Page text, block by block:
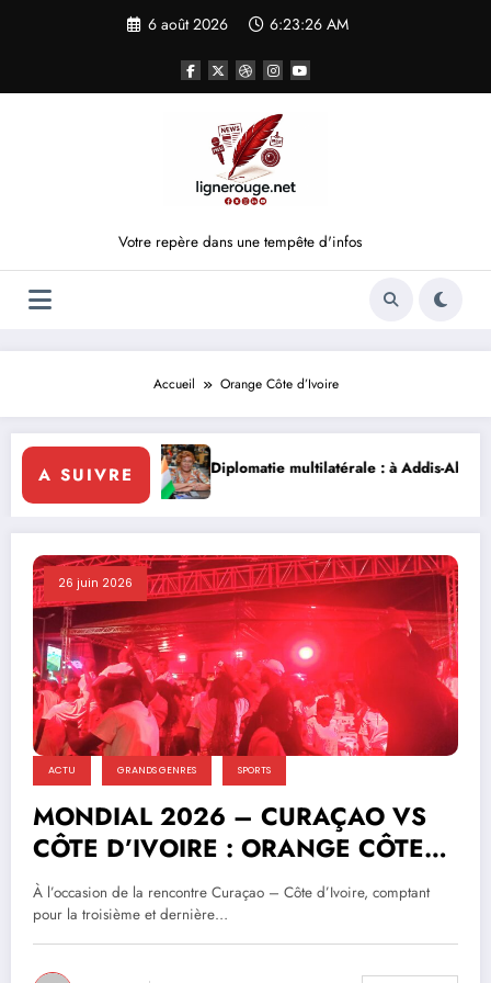
6 août 2026 6:23:26 AM
Votre repère dans une tempête d'infos
Accueil Orange Côte d’Ivoire
A SUIVRE
d’Ivoire en Afrique
Emerse Faé Diplomatie multilatérale : à Addis-Abeba,
26 juin 2026
ACTU GRANDS GENRES SPORTS
MONDIAL 2026 – CURAÇAO VS
CÔTE D’IVOIRE : ORANGE CÔTE
D’IVOIRE FAIT VIBRER LES
SUPPORTERS IVOIRIENS !
À l’occasion de la rencontre Curaçao – Côte d’Ivoire, comptant
pour la troisième et dernière…